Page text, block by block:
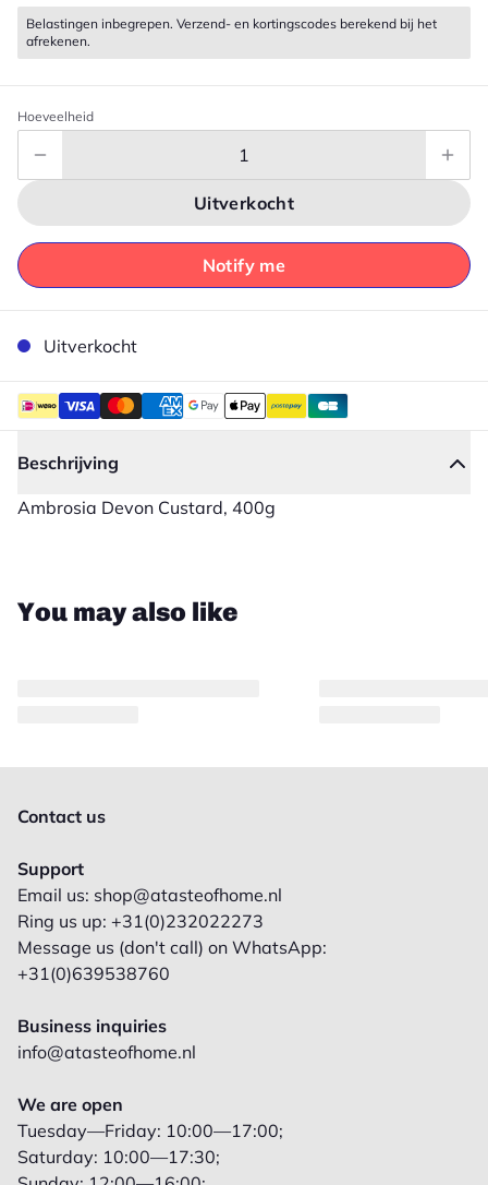
Belastingen inbegrepen. Verzend- en kortingscodes berekend bij het
afrekenen.
Hoeveelheid
Uitverkocht
Notify me
Uitverkocht
Beschrijving
Ambrosia Devon Custard, 400g
Sluiten
You may also like
Contact us
Support
Email us: shop@atasteofhome.nl
Ring us up: +31(0)232022273
Message us (don't call) on WhatsApp:
+31(0)639538760
Business inquiries
info@atasteofhome.nl
We are open
Tuesday—Friday: 10:00—17:00;
Saturday: 10:00—17:30;